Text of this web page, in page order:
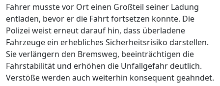
Fahrer musste vor Ort einen Großteil seiner Ladung
entladen, bevor er die Fahrt fortsetzen konnte. Die
Polizei weist erneut darauf hin, dass überladene
Fahrzeuge ein erhebliches Sicherheitsrisiko darstellen.
Sie verlängern den Bremsweg, beeinträchtigen die
Fahrstabilität und erhöhen die Unfallgefahr deutlich.
Verstöße werden auch weiterhin konsequent geahndet.